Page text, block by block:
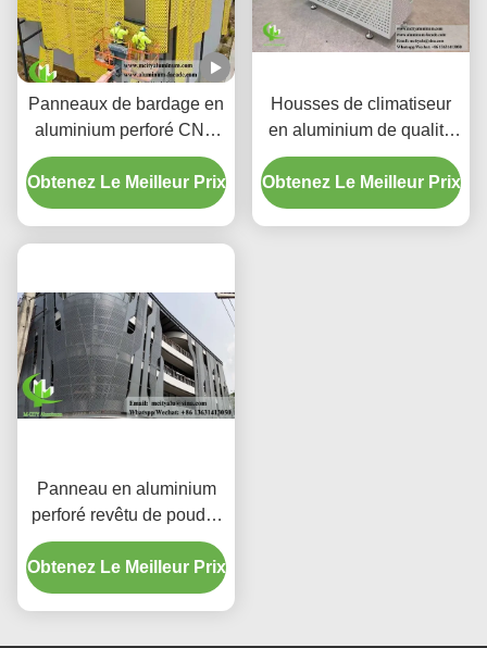
Panneaux de bardage en
aluminium perforé CNC
personnalisés avec
alliage 3003 H14/H24 et
revêtement PVDF pour
Obtenez Le Meilleur Prix
Housses de climatiseur
en aluminium de qualité
supérieure | Écrans de
protection décoratifs
Obtenez Le Meilleur Prix
Panneau en aluminium
perforé revêtu de poudre
avec couleurs RAL
personnalisées et motifs
de découpe laser pour
Obtenez Le Meilleur Prix